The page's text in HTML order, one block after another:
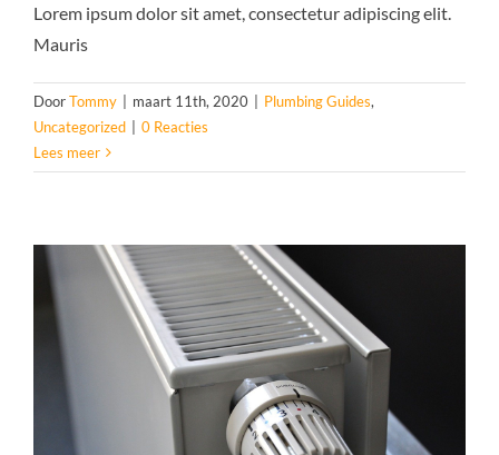
Lorem ipsum dolor sit amet, consectetur adipiscing elit.
Mauris
DoorTommy maart 11th, 2020 Plumbing Guides,
Uncategorized
0 Reacties
Lees meer